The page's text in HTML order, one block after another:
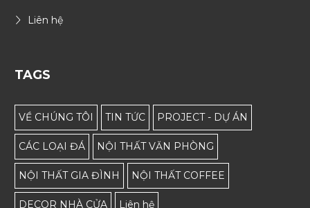
Liên hệ
TAGS
VỀ CHÚNG TÔI TIN TỨC PROJECT - DỰ ÁN
CÁC LOẠI ĐÁ NỘI THẤT VĂN PHÒNG
NỘI THẤT GIA ĐÌNH NỘI THẤT COFFEE
DECOR NHÀ CỬA Liên hệ